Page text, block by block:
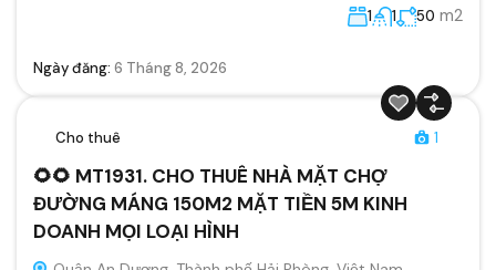
1 1 50 m2
Ngày đăng: 6 Tháng 8, 2026
Cho thuê 1
🌻🌻 MT1931. CHO THUÊ NHÀ MẶT CHỢ
ĐƯỜNG MÁNG 150M2 MẶT TIỀN 5M KINH
DOANH MỌI LOẠI HÌNH